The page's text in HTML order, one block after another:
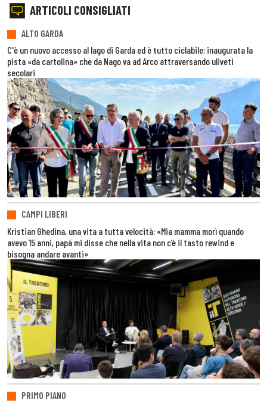
ARTICOLI CONSIGLIATI
ALTO GARDA
C'è un nuovo accesso al lago di Garda ed è tutto ciclabile: inaugurata la
pista «da cartolina» che da Nago va ad Arco attraversando uliveti
secolari
CAMPI LIBERI
Kristian Ghedina, una vita a tutta velocità: «Mia mamma morì quando
avevo 15 anni, papà mi disse che nella vita non c’è il tasto rewind e
bisogna andare avanti»
PRIMO PIANO